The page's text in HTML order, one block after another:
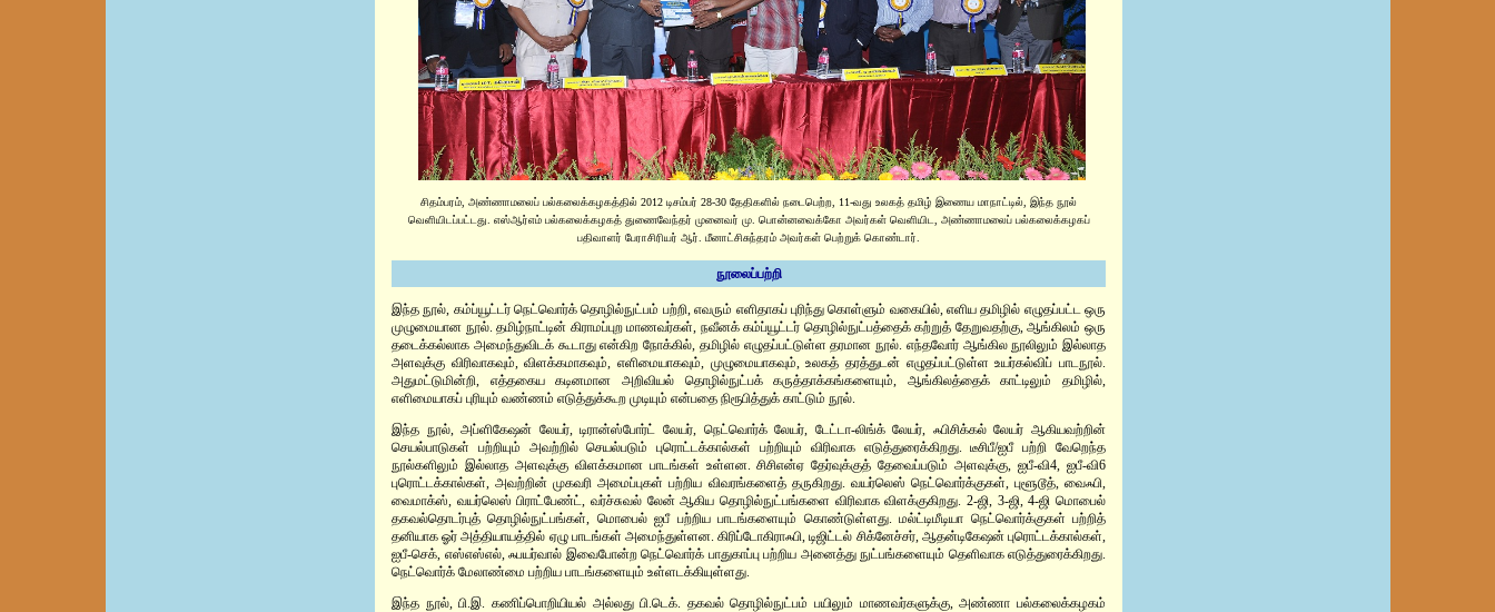
சிதம்பரம், அண்ணாமலைப் பல்கலைக்கழகத்தில் 2012 டிசம்பர் 28-30 தேதிகளில் நடைபெற்ற, 11-வது உலகத் தமிழ் இணைய மாநாட்டில், இந்த நூல்
வெளியிடப்பட்டது. எஸ்ஆர்எம் பல்கலைக்கழகத் துணைவேந்தர் முனைவர் மு. பொன்னவைக்கோ அவர்கள் வெளியிட, அண்ணாமலைப் பல்கலைக்கழகப்
பதிவாளர் பேராசிரியர் ஆர். மீனாட்சிசுந்தரம் அவர்கள் பெற்றுக் கொண்டார்.
நூலைப்பற்றி
இந்த நூல், கம்ப்யூட்டர் நெட்வொர்க் தொழில்நுட்பம் பற்றி, எவரும் எளிதாகப் புரிந்து கொள்ளும் வகையில், எளிய தமிழில் எழுதப்பட்ட ஒரு
முழுமையான நூல். தமிழ்நாட்டின் கிராமப்புற மாணவர்கள், நவீனக் கம்ப்யூட்டர் தொழில்நுட்பத்தைக் கற்றுத் தேறுவதற்கு, ஆங்கிலம் ஒரு
தடைக்கல்லாக அமைந்துவிடக் கூடாது என்கிற நோக்கில், தமிழில் எழுதப்பட்டுள்ள தரமான நூல். எந்தவோர் ஆங்கில நூலிலும் இல்லாத
அளவுக்கு விரிவாகவும், விளக்கமாகவும், எளிமையாகவும், முழுமையாகவும், உலகத் தரத்துடன் எழுதப்பட்டுள்ள உயர்கல்விப் பாடநூல்.
அதுமட்டுமின்றி, எத்தகைய கடினமான அறிவியல் தொழில்நுட்பக் கருத்தாக்கங்களையும், ஆங்கிலத்தைக் காட்டிலும் தமிழில்,
எளிமையாகப் புரியும் வண்ணம் எடுத்துக்கூற முடியும் என்பதை நிரூபித்துக் காட்டும் நூல்.
இந்த நூல், அப்ளிகேஷன் லேயர், டிரான்ஸ்போர்ட் லேயர், நெட்வொர்க் லேயர், டேட்டா-லிங்க் லேயர், ஃபிசிக்கல் லேயர் ஆகியவற்றின்
செயல்பாடுகள் பற்றியும் அவற்றில் செயல்படும் புரொட்டக்கால்கள் பற்றியும் விரிவாக எடுத்துரைக்கிறது. டீசிபீ/ஐபீ பற்றி வேறெந்த
நூல்களிலும் இல்லாத அளவுக்கு விளக்கமான பாடங்கள் உள்ளன. சிசிஎன்ஏ தேர்வுக்குத் தேவைப்படும் அளவுக்கு, ஐபீ-வி4, ஐபீ-வி6
புரொட்டக்கால்கள், அவற்றின் முகவரி அமைப்புகள் பற்றிய விவரங்களைத் தருகிறது. வயர்லெஸ் நெட்வொர்க்குகள், புளூடூத், வைஃபி,
வைமாக்ஸ், வயர்லெஸ் பிராட்பேண்ட், வர்ச்சுவல் லேன் ஆகிய தொழில்நுட்பங்களை விரிவாக விளக்குகிறது. 2-ஜி, 3-ஜி, 4-ஜி மொபைல்
தகவல்தொடர்புத் தொழில்நுட்பங்கள், மொபைல் ஐபீ பற்றிய பாடங்களையும் கொண்டுள்ளது. மல்ட்டிமீடியா நெட்வொர்க்குகள் பற்றித்
தனியாக ஓர் அத்தியாயத்தில் ஏழு பாடங்கள் அமைந்துள்ளன. கிரிப்டோகிராஃபி, டிஜிட்டல் சிக்னேச்சர், ஆதன்டிகேஷன் புரொட்டக்கால்கள்,
ஐபீ-செக், எஸ்எஸ்எல், ஃபயர்வால் இவைபோன்ற நெட்வொர்க் பாதுகாப்பு பற்றிய அனைத்து நுட்பங்களையும் தெளிவாக எடுத்துரைக்கிறது.
நெட்வொர்க் மேலாண்மை பற்றிய பாடங்களையும் உள்ளடக்கியுள்ளது.
இந்த நூல், பி.இ. கணிப்பொறியியல் அல்லது பி.டெக். தகவல் தொழில்நுட்பம் பயிலும் மாணவர்களுக்கு, அண்ணா பல்கலைக்கழகம்